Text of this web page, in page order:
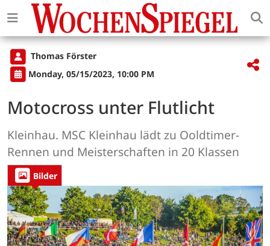
Thomas Förster
Monday, 05/15/2023, 10:00 PM
Motocross unter Flutlicht
Kleinhau. MSC Kleinhau lädt zu Ooldtimer-
Rennen und Meisterschaften in 20 Klassen
Bilder